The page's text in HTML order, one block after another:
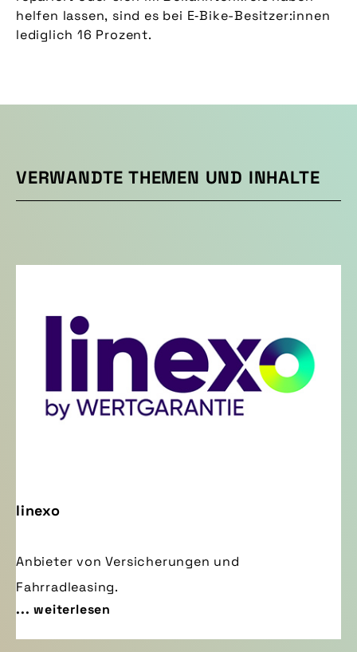
helfen lassen, sind es bei E‑Bike-Besitzer:innen
lediglich 16 Prozent.
VERWANDTE THEMEN UND INHALTE
linexo
Anbieter von Versicherungen und
Fahrradleasing.
... weiterlesen